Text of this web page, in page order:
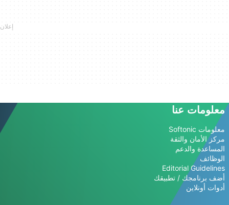
معلومات عنا
معلومات Softonic
مركز الأمان والثقة
المساعدة والدعم
الوظائف
Editorial Guidelines
أضف برنامجك / تطبيقك
أدوات أونلاين